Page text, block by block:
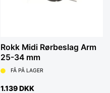
Rokk Midi Rørbeslag Arm
25-34 mm
FÅ PÅ LAGER
1.139 DKK